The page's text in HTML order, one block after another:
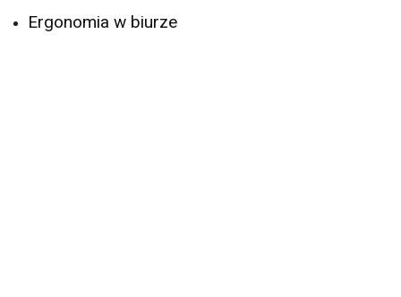
Ergonomia w biurze